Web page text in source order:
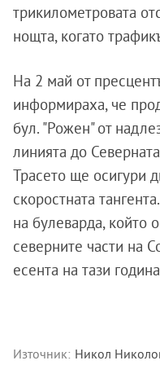
трикилометровата
нощта, когато
На 2 май от
информираха, че
бул. "Рожен" от
линията до
Трасето ще осигури
скоростната
на булеварда, който
северните части на
есента на тази
Източник: Никол